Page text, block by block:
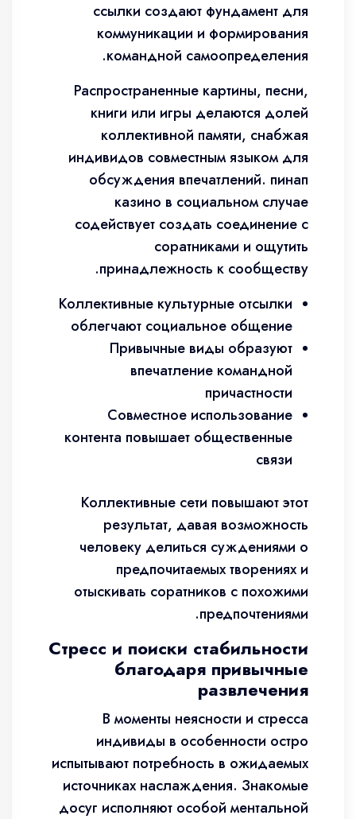
ссылки создают фундамент для
коммуникации и формирования
командной самоопределения.
Распространенные картины, песни,
книги или игры делаются долей
коллективной памяти, снабжая
индивидов совместным языком для
обсуждения впечатлений. пинап
казино в социальном случае
содействует создать соединение с
соратниками и ощутить
принадлежность к сообществу.
Коллективные культурные отсылки
облегчают социальное общение
Привычные виды образуют
впечатление командной
причастности
Совместное использование
контента повышает общественные
связи
Коллективные сети повышают этот
результат, давая возможность
человеку делиться суждениями о
предпочитаемых творениях и
отыскивать соратников с похожими
предпочтениями.
Стресс и поиски стабильности
благодаря привычные
развлечения
В моменты неясности и стресса
индивиды в особенности остро
испытывают потребность в ожидаемых
источниках наслаждения. Знакомые
досуг исполняют особой ментальной